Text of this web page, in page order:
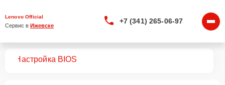
Lenovo Official
Сервис в Ижевске
+7 (341) 265-06-97
Настройка BIOS